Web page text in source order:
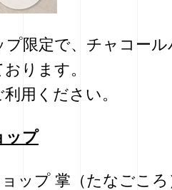
限定で、チャコー
ります。
用ください。
ップ
ップ 掌（たなごころ